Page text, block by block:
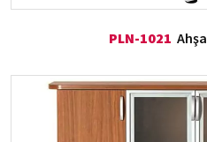
PLN-1021